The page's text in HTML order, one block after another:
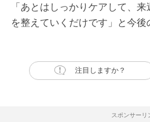
「あとはしっかりケアして、
を整えていくだけです」と今後
注目しますか？
スポンサーリ